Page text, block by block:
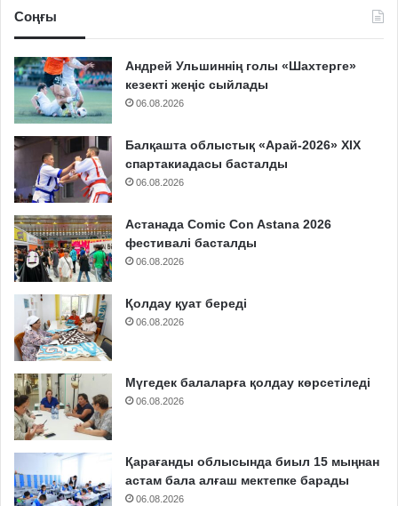
Соңғы
Андрей Ульшиннің голы «Шахтерге»
кезекті жеңіс сыйлады
06.08.2026
Балқашта облыстық «Арай-2026» XIX
спартакиадасы басталды
06.08.2026
Астанада Comic Con Astana 2026
фестивалі басталды
06.08.2026
Қолдау қуат береді
06.08.2026
Мүгедек балаларға қолдау көрсетіледі
06.08.2026
Қарағанды облысында биыл 15 мыңнан
астам бала алғаш мектепке барады
06.08.2026